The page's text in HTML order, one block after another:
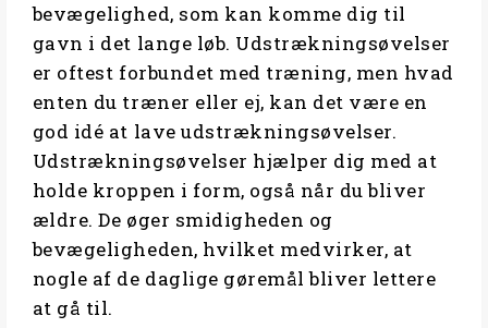
bevægelighed, som kan komme dig til
gavn i det lange løb. Udstrækningsøvelser
er oftest forbundet med træning, men hvad
enten du træner eller ej, kan det være en
god idé at lave udstrækningsøvelser.
Udstrækningsøvelser hjælper dig med at
holde kroppen i form, også når du bliver
ældre. De øger smidigheden og
bevægeligheden, hvilket medvirker, at
nogle af de daglige gøremål bliver lettere
at gå til.